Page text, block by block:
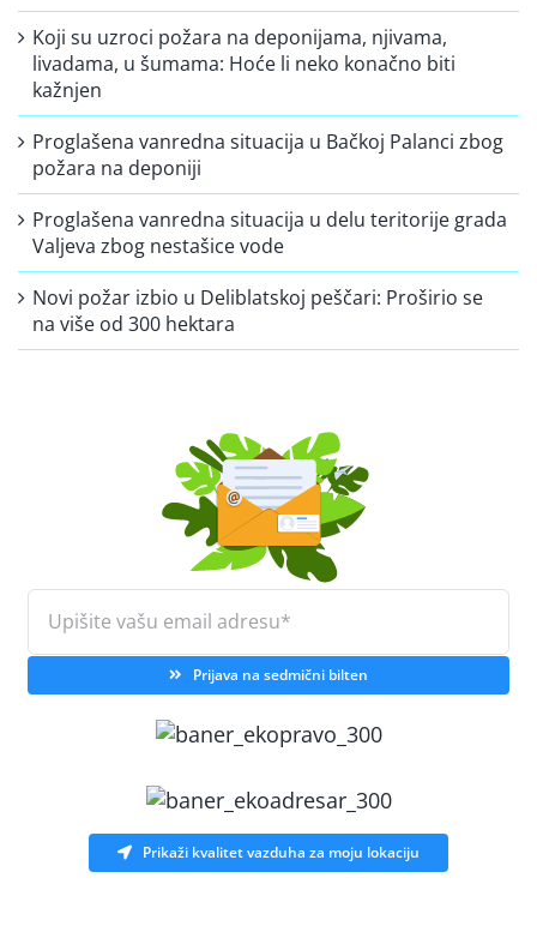
Koji su uzroci požara na deponijama, njivama,
livadama, u šumama: Hoće li neko konačno biti
kažnjen
Proglašena vanredna situacija u Bačkoj Palanci zbog
požara na deponiji
Proglašena vanredna situacija u delu teritorije grada
Valjeva zbog nestašice vode
Novi požar izbio u Deliblatskoj peščari: Proširio se
na više od 300 hektara
Prijava na sedmični bilten
Prikaži kvalitet vazduha za moju lokaciju